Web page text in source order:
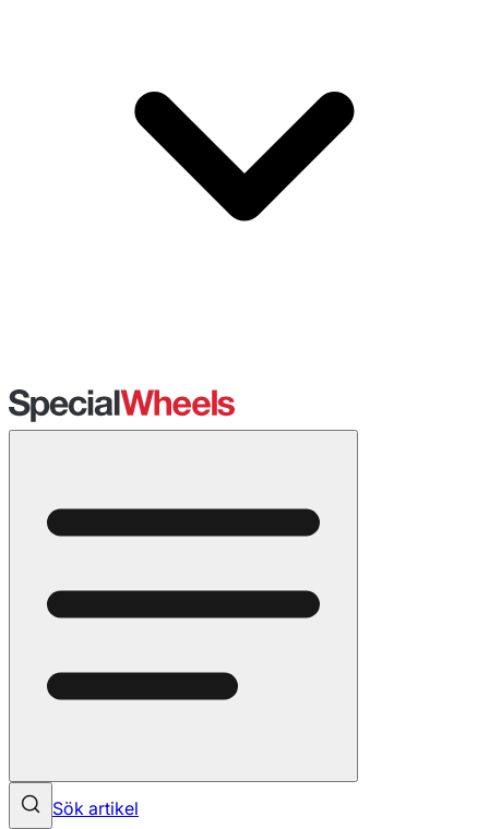
Sök artikel